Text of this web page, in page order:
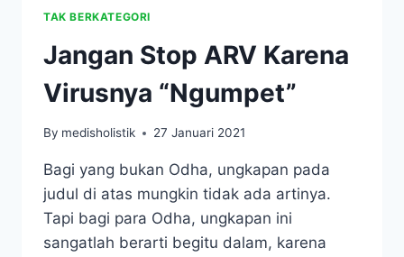
TAK BERKATEGORI
Jangan Stop ARV Karena
Virusnya “Ngumpet”
By medisholistik 27 Januari 2021
Bagi yang bukan Odha, ungkapan pada
judul di atas mungkin tidak ada artinya.
Tapi bagi para Odha, ungkapan ini
sangatlah berarti begitu dalam, karena